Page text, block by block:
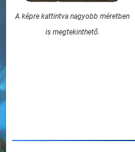
A képre kattintva nagyobb méretben
is megtekinthető.